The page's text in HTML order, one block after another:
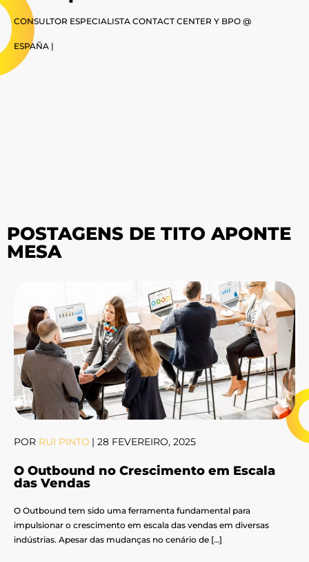
CONSULTOR ESPECIALISTA CONTACT CENTER Y BPO @
ESPAÑA |
POSTAGENS DE TITO APONTE
MESA
POR RUI PINTO | 28 FEVEREIRO, 2025
O Outbound no Crescimento em Escala
das Vendas
O Outbound tem sido uma ferramenta fundamental para
impulsionar o crescimento em escala das vendas em diversas
indústrias. Apesar das mudanças no cenário de […]